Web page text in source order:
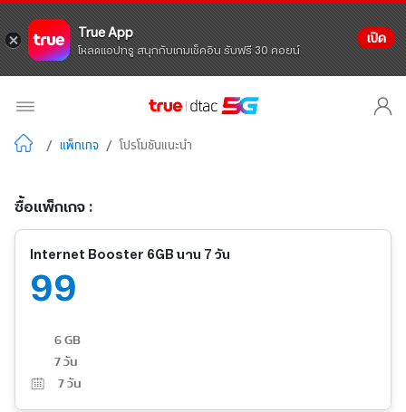
True App
โหลดแอปทรู สนุกกับเกมเช็คอิน รับฟรี 30 คอยน์
เปิด
/ แพ็กเกจ / โปรโมชันแนะนำ
ซื้อแพ็กเกจ :
Internet Booster 6GB นาน 7 วัน
99
6 GB
7 วัน
7 วัน